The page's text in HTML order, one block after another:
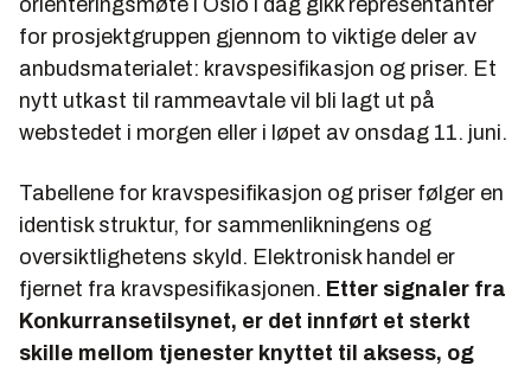
orienteringsmøte i Oslo i dag gikk representanter
for prosjektgruppen gjennom to viktige deler av
anbudsmaterialet: kravspesifikasjon og priser. Et
nytt utkast til rammeavtale vil bli lagt ut på
webstedet i morgen eller i løpet av onsdag 11. juni.
Tabellene for kravspesifikasjon og priser følger en
identisk struktur, for sammenlikningens og
oversiktlighetens skyld. Elektronisk handel er
fjernet fra kravspesifikasjonen. Etter signaler fra
Konkurransetilsynet, er det innført et sterkt
skille mellom tjenester knyttet til aksess, og